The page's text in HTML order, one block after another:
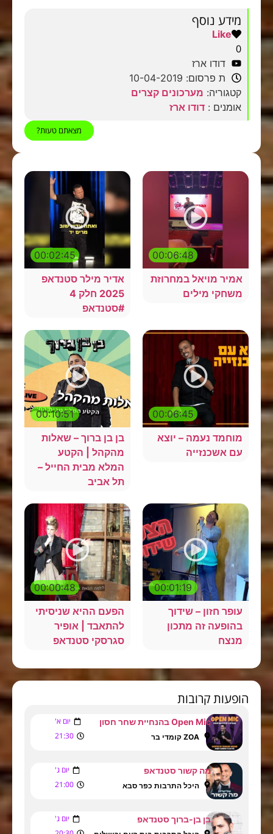
מידע נוסף
Like
0
דודו ארז
ת פרסום: 10-04-2019
קטגוריה: מערכונים קצרים
אומנים : דודו ארז
מצאתם טעות?
00:06:48
אמיר מויאל במחרוזת
משחקי מילים
00:02:45
אדיר מילר סטנדאפ
2025 חלק 4
#סטנדאפ
00:06:45
מוחמד נעמה – יוצא
עם אשכנזייה
00:10:51
בן בן ברוך – שאלות
מהקהל | הקטע
המלא מבית החייל –
תל אביב
00:01:19
עופר חזון – שידוך
בהופעה זה מתכון
מנצח
00:00:48
הפעם ההיא שניסיתי
להתאבד | אופיר
סגרסקי סטנדאפ
הופעות קרובות
Open Mic בהנחיית שחר חסון יום א'
ZOA קומדי בר 21:30
מה קשור סטנדאפ יום ג'
היכל התרבות כפר סבא 21:00
בן בן-ברוך סטנדאפ יום ג'